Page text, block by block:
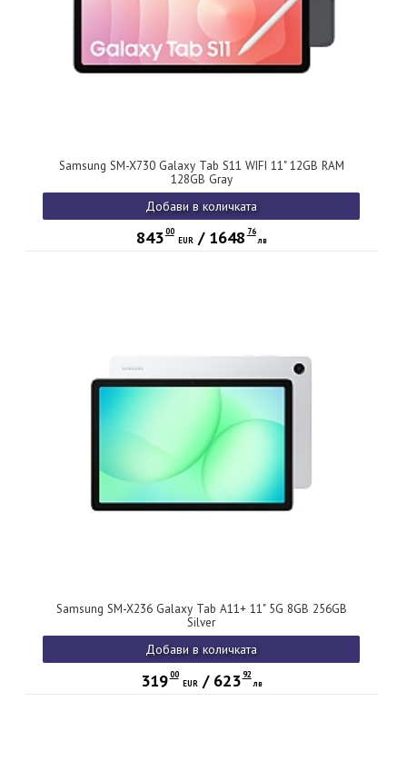
Samsung SM-X730 Galaxy Tab S11 WIFI 11" 12GB RAM
128GB Gray
Добави в количката
843 00
EUR/ 1648 76
лв
Samsung SM-X236 Galaxy Tab A11+ 11" 5G 8GB 256GB
Silver
Добави в количката
319 00
EUR/ 623 92
лв